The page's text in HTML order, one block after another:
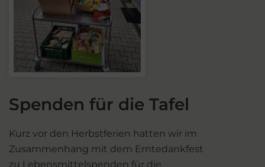
Spenden für die Tafel
Kurz vor den Herbstferien hatten wir im
Zusammenhang mit dem Erntedankfest
zu Lebensmittelspenden für die